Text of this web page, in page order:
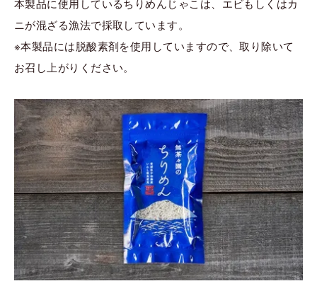
本製品に使用しているちりめんじゃこは、エビもしくはカ
ニが混ざる漁法で採取しています。
※本製品には脱酸素剤を使用していますので、取り除いて
お召し上がりください。